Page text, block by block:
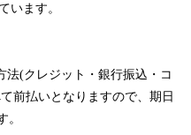
います。
(クレジット・銀行振込・コ
前払いとなりますので、期日
。